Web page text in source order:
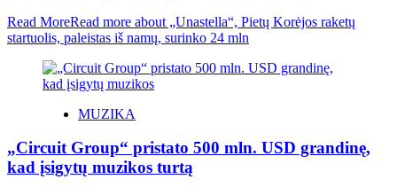
Read MoreRead more about „Unastella“, Pietų Korėjos raketų
startuolis, paleistas iš namų, surinko 24 mln
MUZIKA
„Circuit Group“ pristato 500 mln. USD grandinę,
kad įsigytų muzikos turtą